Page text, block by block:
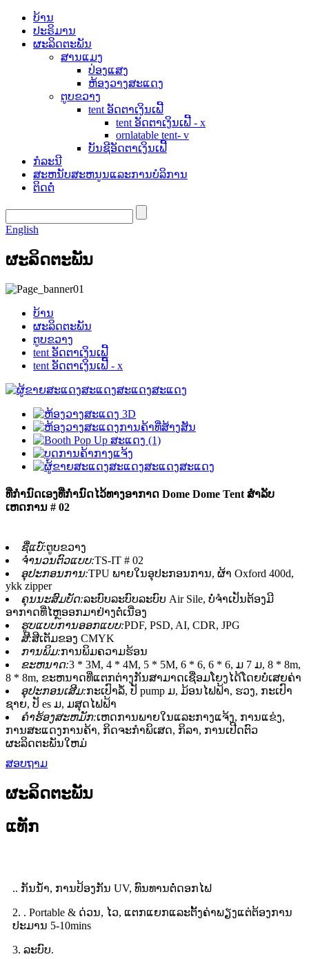
ບ້ານ
ປະຣິມານ
ຜະລິດຕະພັນ
ສານແມງ
ປ່ອງແສງ
ຫ້ອງວາງສະແດງ
ຕູບຂວາງ
tent ອັດຕາເງິນເຟີ້
tent ອັດຕາເງິນເຟີ້ - x
ornlatable tent- v
ບັນຊີອັດຕາເງິນເຟີ້
ກໍລະນີ
ສະຫນັບສະຫນູນແລະການບໍລິການ
ຕິດຕໍ່
English
ຜະລິດຕະພັນ
ບ້ານ
ຜະລິດຕະພັນ
ຕູບຂວາງ
tent ອັດຕາເງິນເຟີ້
tent ອັດຕາເງິນເຟີ້ - x
ທີ່ກໍານົດເອງທີ່ກໍານົດໄວ້ທາງອາກາດ Dome Dome Tent ສໍາລັບ
ເຫດການ # 02
ຊື່ແບ໌:ຕູບຂວາງ
ຈໍານວນຕົວແບບ:TS-IT # 02
ອຸປະກອນການ:TPU ພາຍໃນອຸປະກອນການ, ຜ້າ Oxford 400d,
ykk zipper
ຄຸນນະສົມບັດ:ລະບົບລະບົບລະບົບ Air Sile, ບໍ່ຈໍາເປັນຕ້ອງມີ
ອາກາດທີ່ໄຫຼອອກມາຢ່າງຕໍ່ເນື່ອງ
ຮູບແບບການອອກແບບ:PDF, PSD, AI, CDR, JPG
ສີ:ສີເຕັມຂອງ CMYK
ການພິມ:ການພິມຄວາມຮ້ອນ
ຂະຫນາດ:3 * 3M, 4 * 4M, 5 * 5M, 6 * 6, 6 * 6, ມ 7 ມ, 8 * 8m,
8 * 8m, ຂະຫນາດທີ່ແຕກຕ່າງກັນສາມາດເຊື່ອມໂຍງໄດ້ໂດຍບໍ່ເສຍຄ່າ
ອຸປະກອນເສີມ:ກະເປົາລໍ້, ປັ pump ມ, ມ້ອນໄຟຟ້າ, ຮວງ, ກະເປົາ
ຊາຍ, ປັ es ມ, ມສຸດໄຟຟ້າ
ຄໍາຮ້ອງສະຫມັກ:ເຫດການພາຍໃນແລະກາງແຈ້ງ, ການແຂ່ງ,
ການສະແດງການຄ້າ, ກິດຈະກໍາພິເສດ, ກິລາ, ການເປີດຕົວ
ຜະລິດຕະພັນໃຫມ່
ສອບຖາມ
ຜະລິດຕະພັນ
ແທັກ
.. ກັນນ້ໍາ, ການປ້ອງກັນ UV, ທົນທານຕໍ່ດອກໄຟ
2. . Portable & ດ່ວນ, ໄວ, ແຕກແຍກແລະຕັ້ງຄ່າພຽງແຕ່ຕ້ອງການ
ປະມານ 5-10mins
3. ລະບົບ.